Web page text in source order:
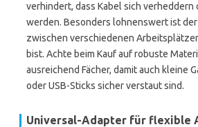
verhindert, dass Kabel sich verheddern
werden. Besonders lohnenswert ist
zwischen verschiedenen
bist. Achte beim Kauf auf robuste
ausreichend Fächer, damit auch kleine
oder USB-Sticks sicher verstaut sind.
Universal-Adapter für flexible